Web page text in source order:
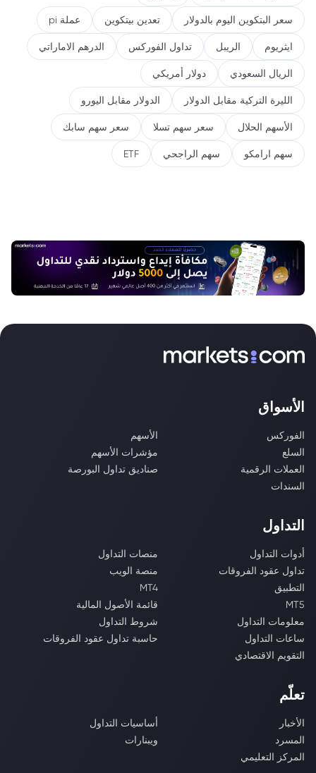
سعر البتكوين اليوم بالدولار تعدين بيتكوين عملة pi
ايثريوم الريبل تداول الفوركس الدرهم الاماراتي
الريال السعودي دولار أمريكي
الليرة التركية مقابل الدولار الدولار مقابل اليورو
الأسهم الحلال سعر سهم تسلا سعر سهم سابك
سهم ارامكو سهم الراجحي ETF
الأسواق
الفوركس
الأسهم
السلع
مؤشرات الأسهم
العملات الرقمية
صناديق تداول البورصة
السندات
التداول
أدوات التداول
منصات التداول
تداول عقود الفروقات
منصة الويب
التطبيق
MT4
MT5
قائمة الأصول المالية
معلومات التداول
شروط التداول
ساعات التداول
حاسبة تداول عقود الفروقات
التقويم الاقتصادي
تعلّم
الأخبار
أساسيات التداول
المسرد
ويبنارات
المركز التعليمي